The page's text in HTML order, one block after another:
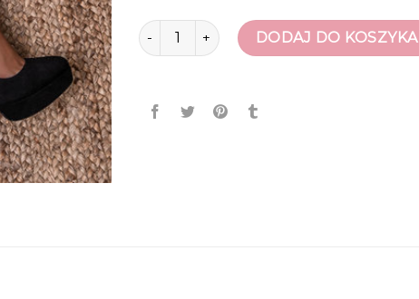
ilość buty na obcasieDODAJ DO KOSZYKA